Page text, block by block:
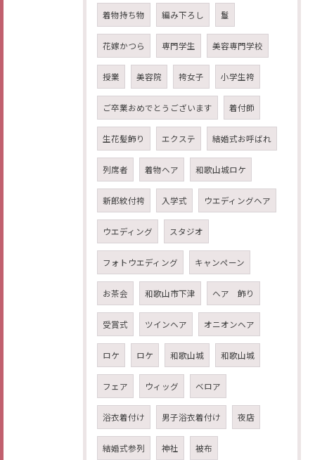
着物持ち物 編み下ろし 鬘
花嫁かつら 専門学生 美容専門学校
授業 美容院 袴女子 小学生袴
ご卒業おめでとうございます 着付師
生花髪飾り エクステ 結婚式お呼ばれ
列席者 着物ヘア 和歌山城ロケ
新郎紋付袴 入学式 ウエディングヘア
ウエディング スタジオ
フォトウエディング キャンペーン
お茶会 和歌山市下津 ヘア 飾り
受賞式 ツインヘア オニオンヘア
ロケ ロケ 和歌山城 和歌山城
フェア ウィッグ ベロア
浴衣着付け 男子浴衣着付け 夜店
結婚式参列 神社 被布